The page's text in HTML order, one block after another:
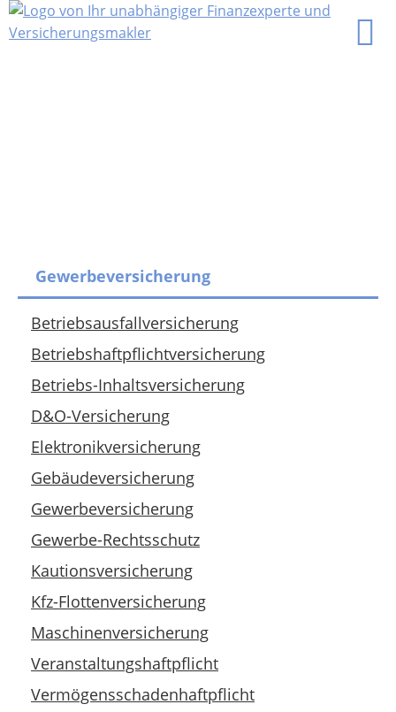
Gewerbeversicherung
Betriebsausfallversicherung
Betriebshaftpflichtversicherung
Betriebs-Inhaltsversicherung
D&O-Versicherung
Elektronikversicherung
Gebäudeversicherung
Gewerbeversicherung
Gewerbe-Rechtsschutz
Kautionsversicherung
Kfz-Flottenversicherung
Maschinenversicherung
Veranstaltungshaftpflicht
Vermögensschadenhaftpflicht